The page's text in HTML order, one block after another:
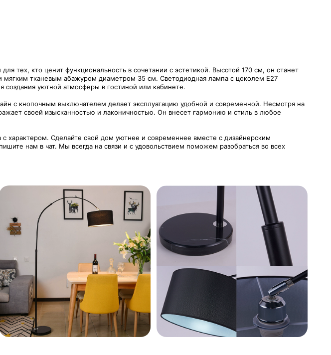
тех, кто ценит функциональность в сочетании с эстетикой. Высотой 170 см, он станет
мягким тканевым абажуром диаметром 35 см. Светодиодная лампа с цоколем Е27
уютной атмосферы в гостиной или кабинете.
с кнопочным выключателем делает эксплуатацию удобной и современной. Несмотря на
своей изысканностью и лаконичностью. Он внесет гармонию и стиль в любое
характером. Сделайте свой дом уютнее и современнее вместе с дизайнерским
нам в чат. Мы всегда на связи и с удовольствием поможем разобраться во всех